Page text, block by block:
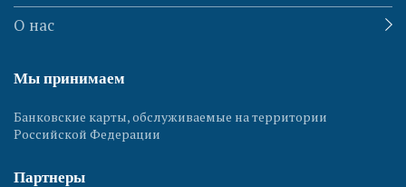
О нас
Мы принимаем
Банковские карты, обслуживаемые на территории
Российской Федерации
Партнеры